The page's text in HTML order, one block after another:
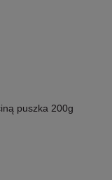
puszka 200g